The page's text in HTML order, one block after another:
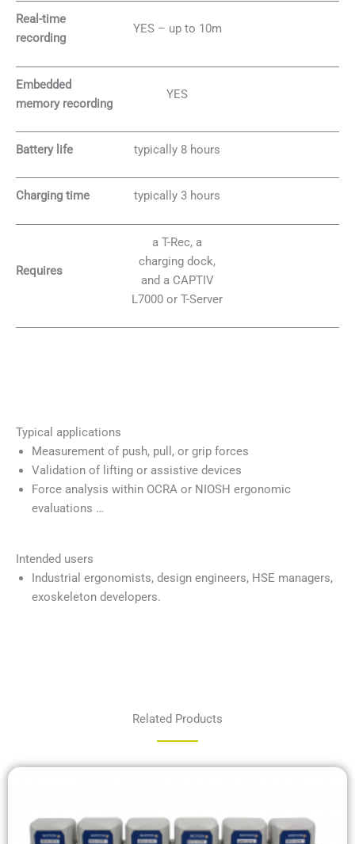
Real-time
recording
YES – up to 10m
Embedded
memory recording
YES
Battery life typically 8 hours
Charging time typically 3 hours
Requires
a T-Rec, a
charging dock,
and a CAPTIV
L7000 or T-Server
Typical applications
Measurement of push, pull, or grip forces
Validation of lifting or assistive devices
Force analysis within OCRA or NIOSH ergonomic
evaluations …
Intended users
Industrial ergonomists, design engineers, HSE managers,
exoskeleton developers.
Related Products